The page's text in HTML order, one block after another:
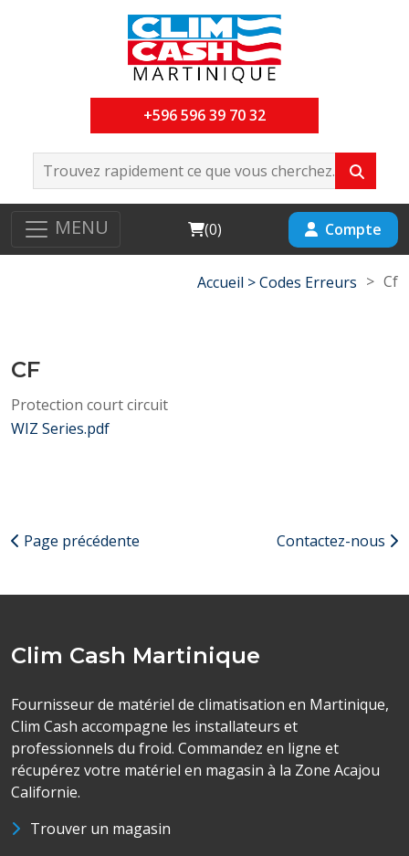
+596 596 39 70 32
MENU Cart
(0) Compte
Accueil >Codes Erreurs > Cf
CF
Protection court circuit
WIZ Series.pdf
Page précédente Contactez-nous
Clim Cash Martinique
Fournisseur de matériel de climatisation en Martinique,
Clim Cash accompagne les installateurs et
professionnels du froid. Commandez en ligne et
récupérez votre matériel en magasin à la Zone Acajou
Californie.
Trouver un magasin